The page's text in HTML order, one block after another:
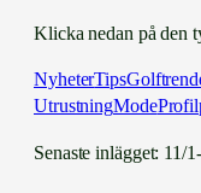
Klicka nedan på den
NyheterTips
UtrustningMode
Senaste inlägget: 11/